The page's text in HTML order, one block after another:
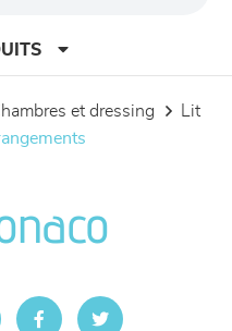
chambres et dressing
lit